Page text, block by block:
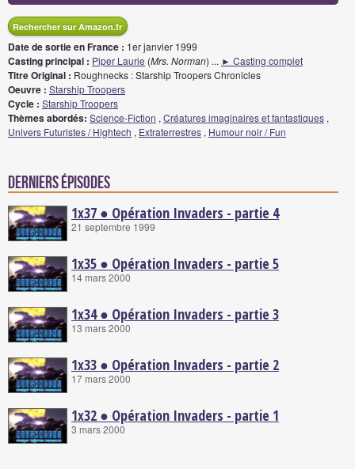
Rechercher sur Amazon.fr
Date de sortie en France : 1er janvier 1999
Casting principal : Piper Laurie (Mrs. Norman) ... ► Casting complet
Titre Original : Roughnecks : Starship Troopers Chronicles
Oeuvre : Starship Troopers
Cycle : Starship Troopers
Thèmes abordés: Science-Fiction , Créatures imaginaires et fantastiques ,
Univers Futuristes / Hightech , Extraterrestres , Humour noir / Fun
Derniers épisodes
1x37 ● Opération Invaders - partie 4
21 septembre 1999
1x35 ● Opération Invaders - partie 5
14 mars 2000
1x34 ● Opération Invaders - partie 3
13 mars 2000
1x33 ● Opération Invaders - partie 2
17 mars 2000
1x32 ● Opération Invaders - partie 1
3 mars 2000